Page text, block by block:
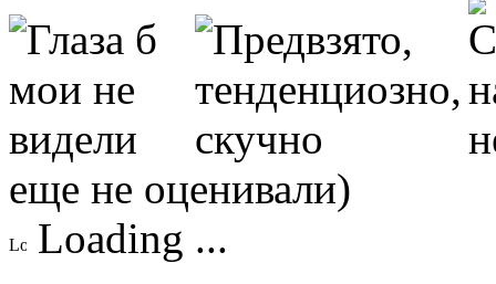
еще не оценивали)
Loading ...